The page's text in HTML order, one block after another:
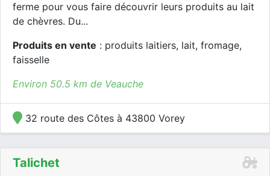
ferme pour vous faire découvrir leurs produits au lait
de chèvres. Du...
Produits en vente : produits laitiers, lait, fromage,
faisselle
Environ 50.5 km de Veauche
32 route des Côtes à 43800 Vorey
Talichet